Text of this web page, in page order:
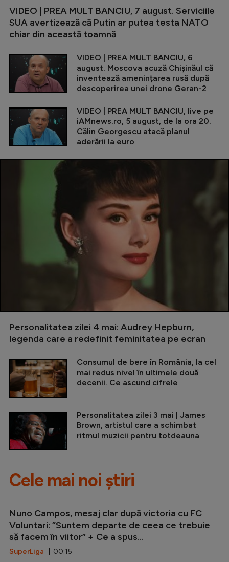
VIDEO | PREA MULT BANCIU, 7 august. Serviciile
SUA avertizează că Putin ar putea testa NATO
chiar din această toamnă
VIDEO | PREA MULT BANCIU, 6
august. Moscova acuză Chișinăul că
inventează amenințarea rusă după
descoperirea unei drone Geran-2
VIDEO | PREA MULT BANCIU, live pe
iAMnews.ro, 5 august, de la ora 20.
Călin Georgescu atacă planul
aderării la euro
Personalitatea zilei 4 mai: Audrey Hepburn,
legenda care a redefinit feminitatea pe ecran
Consumul de bere în România, la cel
mai redus nivel în ultimele două
decenii. Ce ascund cifrele
Personalitatea zilei 3 mai | James
Brown, artistul care a schimbat
ritmul muzicii pentru totdeauna
Cele mai noi știri
Nuno Campos, mesaj clar după victoria cu FC
Voluntari: ”Suntem departe de ceea ce trebuie
să facem în viitor” + Ce a spus...
SuperLiga | 00:15